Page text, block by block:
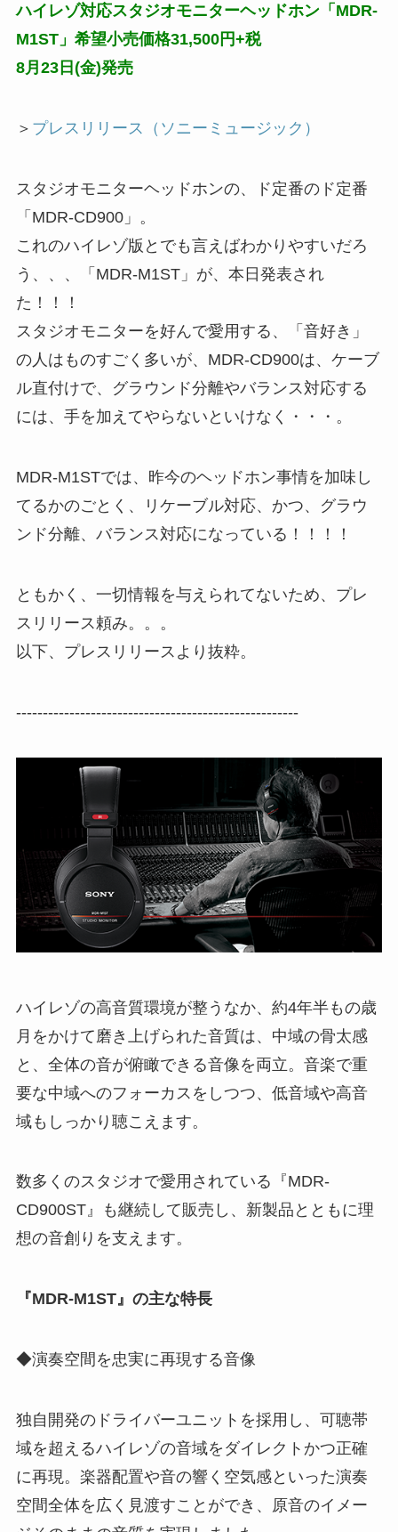
ハイレゾ対応スタジオモニターヘッドホン「MDR-
M1ST」希望小売価格31,500円+税
8月23日(金)発売
＞ プレスリリース（ソニーミュージック）
スタジオモニターヘッドホンの、ド定番のド定番
「MDR-CD900」。
これのハイレゾ版とでも言えばわかりやすいだろ
う、、、「MDR-M1ST」が、本日発表され
た！！！
スタジオモニターを好んで愛用する、「音好き」
の人はものすごく多いが、MDR-CD900は、ケーブ
ル直付けで、グラウンド分離やバランス対応する
には、手を加えてやらないといけなく・・・。
MDR-M1STでは、昨今のヘッドホン事情を加味し
てるかのごとく、リケーブル対応、かつ、グラウ
ンド分離、バランス対応になっている！！！！
ともかく、一切情報を与えられてないため、プレ
スリリース頼み。。。
以下、プレスリリースより抜粋。
-----------------------------------------------------
ハイレゾの高音質環境が整うなか、約4年半もの歳
月をかけて磨き上げられた音質は、中域の骨太感
と、全体の音が俯瞰できる音像を両立。音楽で重
要な中域へのフォーカスをしつつ、低音域や高音
域もしっかり聴こえます。
数多くのスタジオで愛用されている『MDR-
CD900ST』も継続して販売し、新製品とともに理
想の音創りを支えます。
『MDR-M1ST』の主な特長
◆演奏空間を忠実に再現する音像
独自開発のドライバーユニットを採用し、可聴帯
域を超えるハイレゾの音域をダイレクトかつ正確
に再現。楽器配置や音の響く空気感といった演奏
空間全体を広く見渡すことができ、原音のイメー